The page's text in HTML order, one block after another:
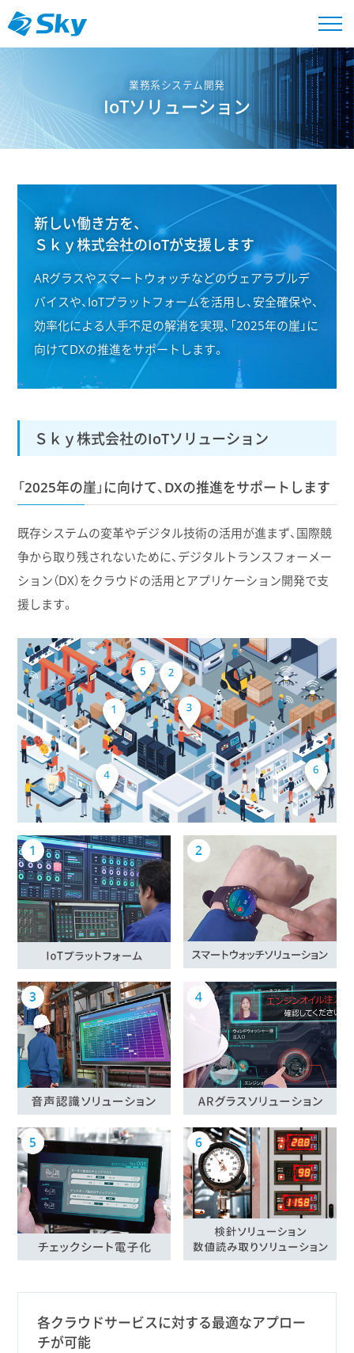
業務系システム開発
IoTソリューション
新しい働き方を、
Ｓｋｙ株式会社のIoTが支援します
ARグラスやスマートウォッチなどのウェアラブルデ
バイスや、IoTプラットフォームを活用し、 安全確保や、
効率化による人手不足の解消を実現、「2025年の崖」に
向けてDXの推進をサポートします。
Ｓｋｙ株式会社のIoTソリューション
「2025年の崖」に向けて、DXの推進をサポートします
既存システムの変革やデジタル技術の活用が進まず、国際競
争から取り残されないために、デジタルトランスフォーメー
ション（DX）をクラウドの活用とアプリケーション開発で支
援します。
各クラウドサービスに対する最適なアプロー
チが可能